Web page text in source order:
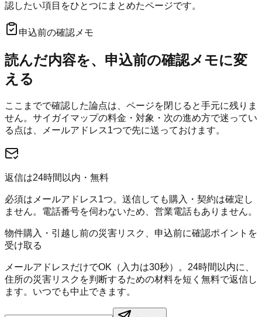
認したい項目をひとつにまとめたページです。
申込前の確認メモ
読んだ内容を、申込前の確認メモに変
える
ここまでで確認した論点は、ページを閉じると手元に残りま
せん。 サイガイマップの料金・対象・次の進め方で迷ってい
る点は、メールアドレス1つで先に送っておけます。
返信は24時間以内・無料
必須はメールアドレス1つ。送信しても購入・契約は確定し
ません。電話番号を伺わないため、営業電話もありません。
物件購入・引越し前の災害リスク、申込前に確認ポイントを
受け取る
メールアドレスだけでOK（入力は30秒）。24時間以内に、
住所の災害リスクを判断するための材料を短く無料で返信し
ます。いつでも中止できます。